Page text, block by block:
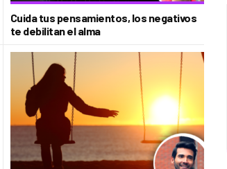
Cuida tus pensamientos, los negativos
te debilitan el alma